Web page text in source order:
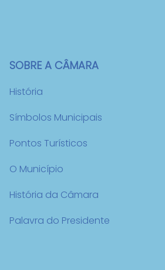
SOBRE A CÂMARA
História
Símbolos Municipais
Pontos Turísticos
O Município
História da Câmara
Palavra do Presidente